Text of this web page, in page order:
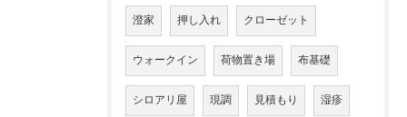
澄家 押し入れ クローゼット
ウォークイン 荷物置き場 布基礎
シロアリ屋 現調 見積もり 湿疹